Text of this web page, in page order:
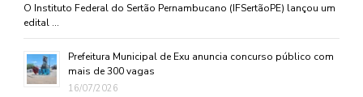
O Instituto Federal do Sertão Pernambucano (IFSertãoPE) lançou um
edital …
Prefeitura Municipal de Exu anuncia concurso público com
mais de 300 vagas
16/07/2026